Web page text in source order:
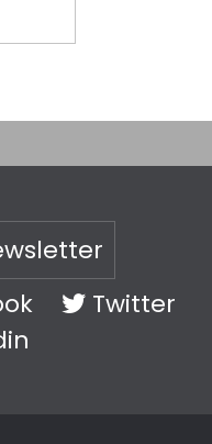
Twitter